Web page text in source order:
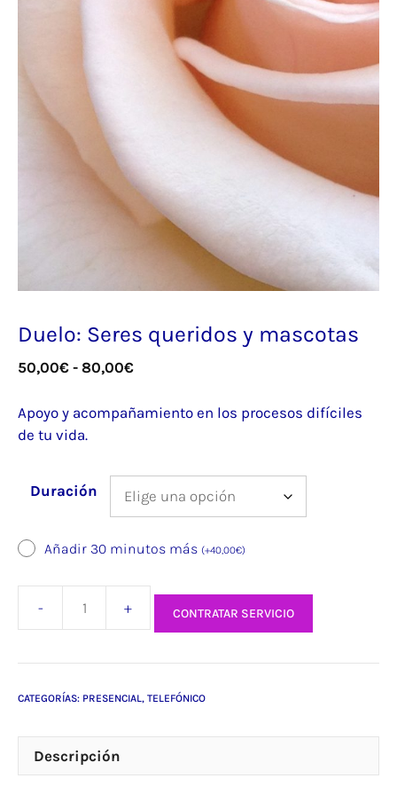
Duelo: Seres queridos y mascotas
50,00€ - 80,00€Rango
precios:
hasta
80,00€
Apoyo y acompañamiento en los procesos difíciles
de tu vida.
Duración
Añadir 30 minutos más (+40,00€)
Duelo:
queridos
mascotas
CONTRATAR SERVICIO
CATEGORÍAS: PRESENCIAL, TELEFÓNICO
Descripción